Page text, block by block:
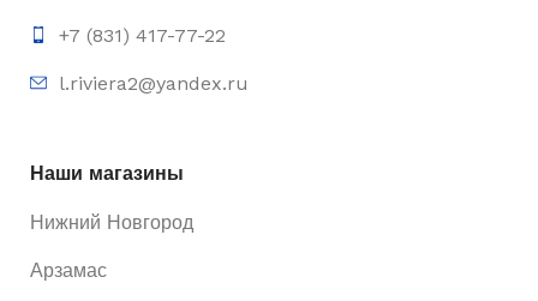
+7 (831) 417-77-22
l.riviera2@yandex.ru
Наши магазины
Нижний Новгород
Арзамас